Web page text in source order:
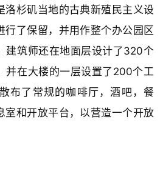
洛杉矶当地的古典新殖民主义设
行了保留，并用作整个办公园区
建筑师还在地面层设计了320个
并在大楼的一层设置了200个工
布了常规的咖啡厅，酒吧，餐
室和开放平台，以营造一个开放